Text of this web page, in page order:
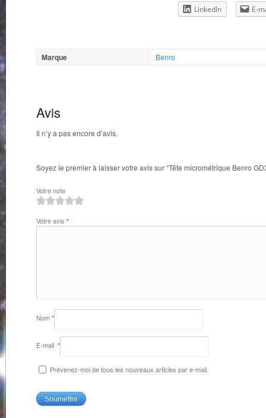
LinkedIn
E-
Marque Benro
Avis
Il n’y a pas encore d’avis.
Soyez le premier à laisser votre avis sur “Tête micrométrique Benro
Votre note
Votre avis *
Nom*
E-mail *
Prévenez-moi de tous les nouveaux articles par e-mail.